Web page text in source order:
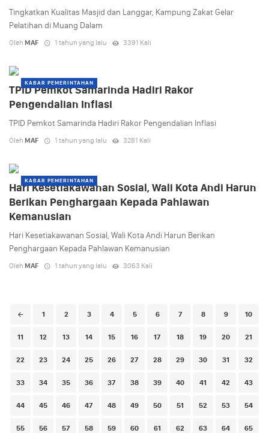
Tingkatkan Kualitas Masjid dan Langgar, Kampung Zakat Gelar
Pelatihan di Muang Dalam
Oleh MAF 1 tahun yang lalu 3391 Kali
KABAR PEMERINTAHAN
TPID Pemkot Samarinda Hadiri Rakor
Pengendalian Inflasi
TPID Pemkot Samarinda Hadiri Rakor Pengendalian Inflasi
Oleh MAF 1 tahun yang lalu 3281 Kali
KABAR PEMERINTAHAN
Hari Kesetiakawanan Sosial, Wali Kota Andi Harun
Berikan Penghargaan Kepada Pahlawan
Kemanusian
Hari Kesetiakawanan Sosial, Wali Kota Andi Harun Berikan
Penghargaan Kepada Pahlawan Kemanusian
Oleh MAF 1 tahun yang lalu 3063 Kali
Posts
1 2 3 4 5 6 7 8 9 10
11 12 13 14 15 16 17 18 19 20 21
22 23 24 25 26 27 28 29 30 31 32
33 34 35 36 37 38 39 40 41 42 43
44 45 46 47 48 49 50 51 52 53 54
55 56 57 58 59 60 61 62 63 64 65